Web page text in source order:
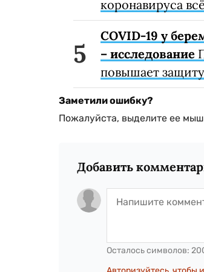
коронавируса
COVID-19 у
– исследование
повышает
Заметили ошибку?
Пожалуйста, выделите ее
Добавить
Осталось символов: